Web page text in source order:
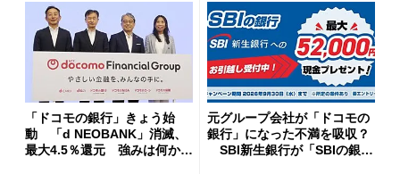
「ドコモの銀行」きょう始
動 「d NEOBANK」消滅、
最大4.5％還元 強みは何か解
元グループ会社が「ドコモの
銀行」になった不満を吸収？
SBI新生銀行が「SBIの銀